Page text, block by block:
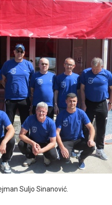
Suljo Sinanović.